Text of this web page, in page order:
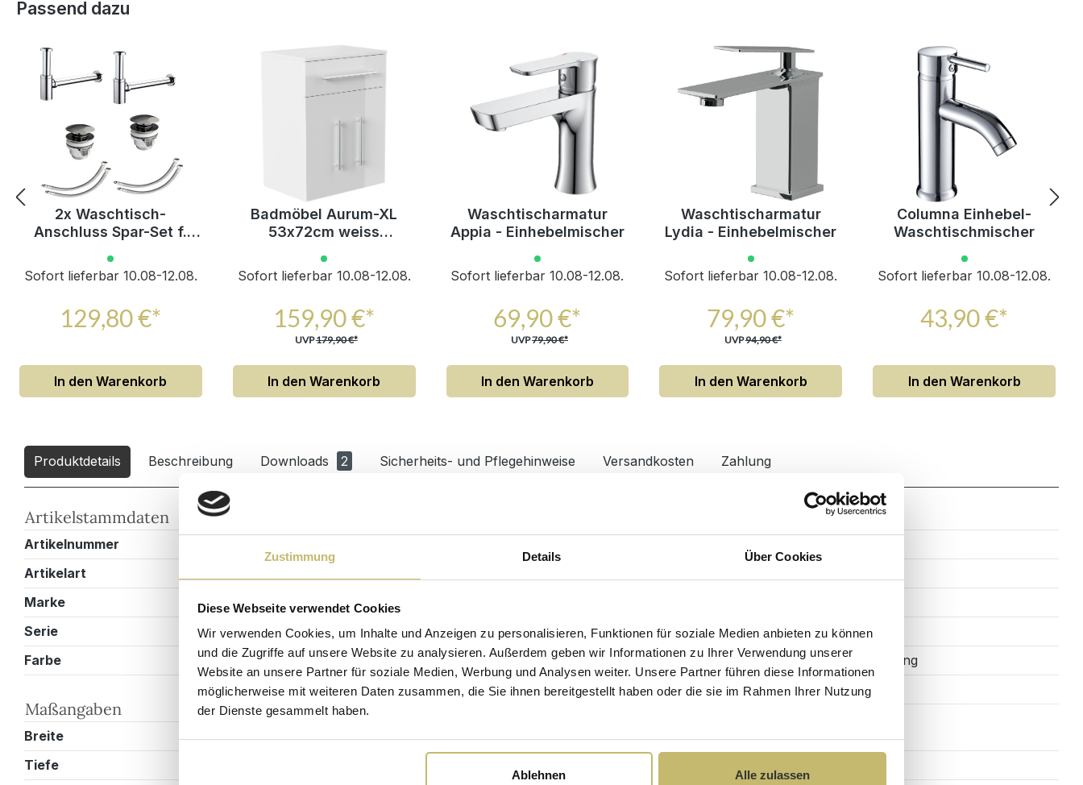
Zustimmung Details Über Cookies
Diese Webseite verwendet Cookies
Wir verwenden Cookies, um Inhalte und Anzeigen zu personalisieren, Funktionen für soziale Medien anbieten zu können
und die Zugriffe auf unsere Website zu analysieren. Außerdem geben wir Informationen zu Ihrer Verwendung unserer
Website an unsere Partner für soziale Medien, Werbung und Analysen weiter. Unsere Partner führen diese Informationen
möglicherweise mit weiteren Daten zusammen, die Sie ihnen bereitgestellt haben oder die sie im Rahmen Ihrer Nutzung
der Dienste gesammelt haben.
Ablehnen Alle zulassen
Produktgalerie überspringen
Passend dazu
2x Waschtisch-
Anschluss Spar-Set f.
Sofort lieferbar 10.08-12.08.
129,80 €*
In den Warenkorb
Badmöbel Aurum-XL
53x72cm weiss
Schublade und Türen
Sofort lieferbar 10.08-12.08.
159,90 €*
UVP179,90 €*
In den Warenkorb
Waschtischarmatur
Appia - Einhebelmischer
Sofort lieferbar 10.08-12.08.
69,90 €*
UVP79,90 €*
In den Warenkorb
Waschtischarmatur
Lydia - Einhebelmischer
Sofort lieferbar 10.08-12.08.
79,90 €*
UVP94,90 €*
In den Warenkorb
Columna Einhebel-
Waschtischmischer
Sofort lieferbar 10.08-12.08.
43,90 €*
In den Warenkorb
Produktdetails Beschreibung Downloads 2 Sicherheits- und Pflegehinweise Versandkosten Zahlung
Artikelstammdaten
Artikelnummer
Artikelart
Marke
Magnolia Home
Serie
Persepolis
Farbe
Weiss hochglanz
Maßangaben
Breite
143,5 cm
Tiefe
Möbel Form
Rechteckig
Oberflächenbeschichtung
PET-Beschichtung
Grifftyp
Stangengriff
Montage & Lieferung